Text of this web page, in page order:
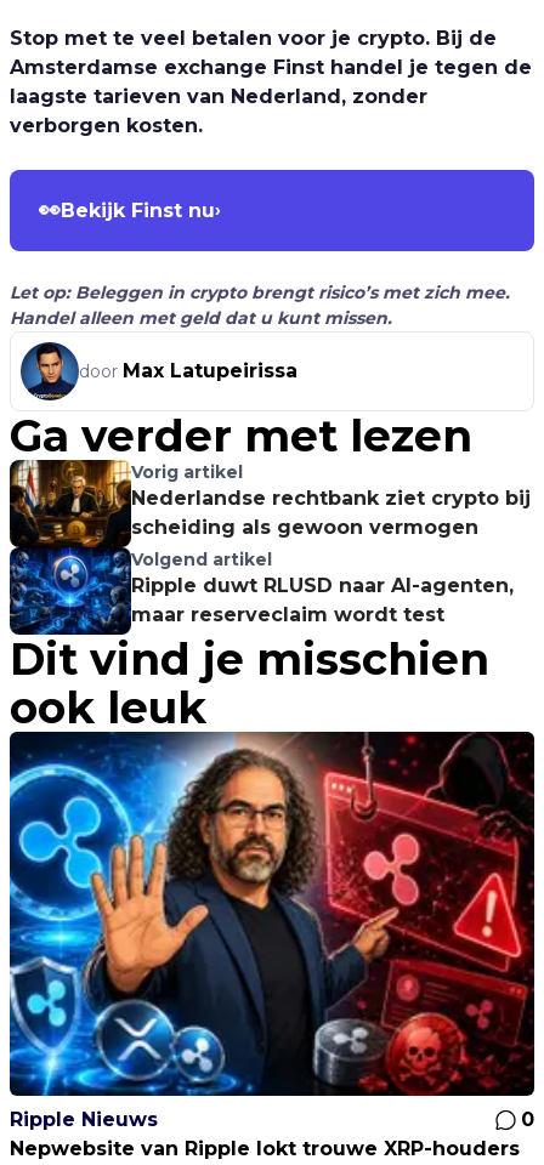
Stop met te veel betalen voor je crypto. Bij de
Amsterdamse exchange Finst handel je tegen de
laagste tarieven van Nederland, zonder
verborgen kosten.
👀Bekijk Finst nu›
Let op: Beleggen in crypto brengt risico’s met zich mee.
Handel alleen met geld dat u kunt missen.
door Max Latupeirissa
Ga verder met lezen
Vorig artikel
Nederlandse rechtbank ziet crypto bij
scheiding als gewoon vermogen
Volgend artikel
Ripple duwt RLUSD naar AI-agenten,
maar reserveclaim wordt test
Dit vind je misschien
ook leuk
Ripple Nieuws
0
Nepwebsite van Ripple lokt trouwe XRP-houders